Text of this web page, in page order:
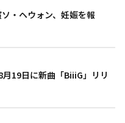
・ヘウォン、妊娠を報
19日に新曲「BiiiG」リリ